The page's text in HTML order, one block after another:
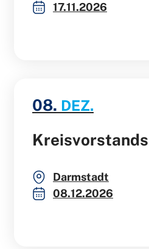
17.11.2026
08. DEZ.
Darmstadt
08.12.2026